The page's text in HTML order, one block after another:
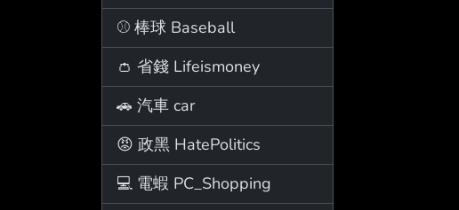
⚾ 棒球 Baseball
👛 省錢 Lifeismoney
🚗 汽車 car
😡 政黑 HatePolitics
💻 電蝦 PC_Shopping